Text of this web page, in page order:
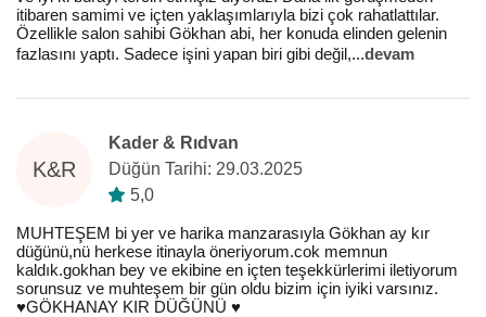
itibaren samimi ve içten yaklaşımlarıyla bizi çok rahatlattılar.
Özellikle salon sahibi Gökhan abi, her konuda elinden gelenin
fazlasını yaptı. Sadece işini yapan biri gibi değil,...devam
K&R
Kader & Rıdvan
Düğün Tarihi: 29.03.2025
5,0
MUHTEŞEM bi yer ve harika manzarasıyla Gökhan ay kır
düğünü,nü herkese itinayla öneriyorum.cok memnun
kaldık.gokhan bey ve ekibine en içten teşekkürlerimi iletiyorum
sorunsuz ve muhteşem bir gün oldu bizim için iyiki varsınız.
♥️GÖKHANAY KIR DÜĞÜNÜ ♥️